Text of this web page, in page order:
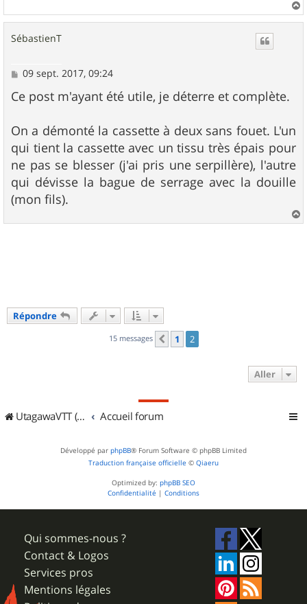
a
SébastienT
M
s
s
g
e
09 sept. 2017, 09:24
Ce post m'ayant été utile, je déterre et complète.
On a démonté la cassette à deux sans fouet. L'un
qui tient la cassette avec un tissu très épais pour
ne pas se blesser (j'ai pris une serpillère), l'autre
qui dévisse la bague de serrage avec la douille
(mon fils).
a
Répondre
15 messages Précédent
1 2
Aller
UtagawaVTT (Randos VTT et VTTAE avec traces GPS) Accueil forum
Développé par phpBB® Forum Software © phpBB Limited
Traduction française officielle © Qiaeru
Optimized by: phpBB SEO
Confidentialité | Conditions
Qui sommes-nous ?
Contact & Logos
Services pros
Mentions légales